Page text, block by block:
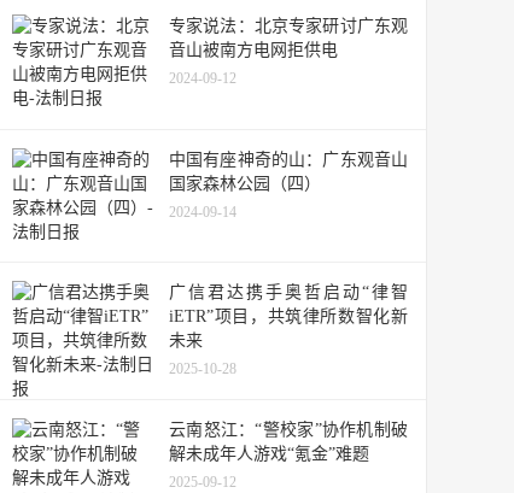
专家说法：北京专家研讨广东观
音山被南方电网拒供电
2024-09-12
中国有座神奇的山：广东观音山
国家森林公园（四）
2024-09-14
广信君达携手奥哲启动“律智
iETR”项目，共筑律所数智化新
未来
2025-10-28
云南怒江：“警校家”协作机制破
解未成年人游戏“氪金”难题
2025-09-12